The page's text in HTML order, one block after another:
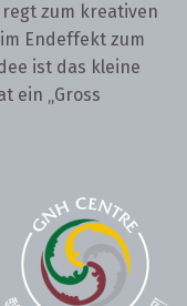
zum kreativen
Endeffekt zum
ist das kleine
ein „Gross